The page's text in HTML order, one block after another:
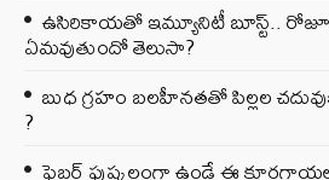
ఉసిరికాయతో ఇమ్యూనిటీ బూస్ట్‌..
ఏమవుతుందో తెలుసా?
బుధ గ్రహం బలహీనతతో పిల్లల
?
ఫైబర్‌ పుష్కలంగా ఉండే ఈ